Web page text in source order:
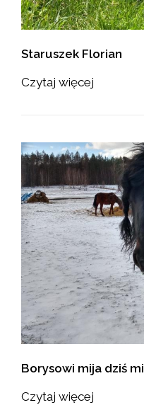
Staruszek Florian
Czytaj więcej
Borysowi mija dziś
Czytaj więcej